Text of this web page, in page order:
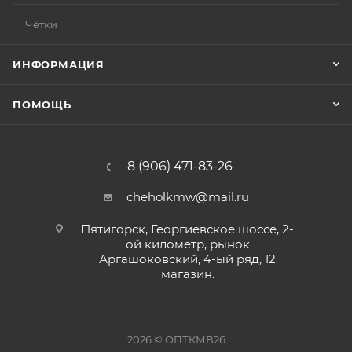
Чётки
ИНФОРМАЦИЯ
ПОМОЩЬ
8 (906) 471-83-26
cheholkmw@mail.ru
Пятигорск, Георгиевское шоссе, 2-
ой километр, рынок
Аргашоковский, 4-ый ряд, 12
магазин.
2026 © ОПТКМВ26